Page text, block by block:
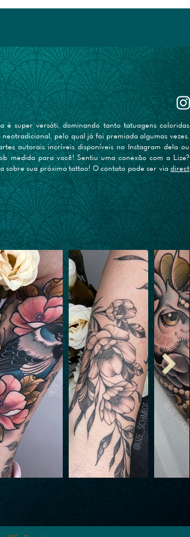
super versáti, dominando tanto tatuagens coloridas
pelo qual já foi premiada algumas vezes.
autorais incríveis disponíveis no Instagram dela ou
medida para você! Sentiu uma conexão com a Lize?
sobre sua próxima tattoo! O contato pode ser viadirect